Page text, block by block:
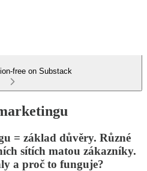
free on Substack
= základ důvěry. Různé
sítích matou zákazníky.
a proč to funguje?